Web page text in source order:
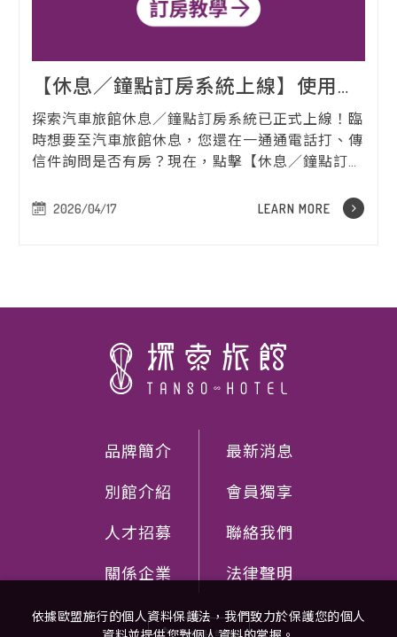
【休息／鐘點訂房系統上線】使用教
學- 即時查詢空房時段、無需真人對
話 快速入住！
探索汽車旅館休息／鐘點訂房系統已正式上線！臨
時想要至汽車旅館休息，您還在一通通電話打、傳
信件詢問是否有房？現在，點擊【休息／鐘點訂
時段付款下訂，真人零接觸就完成訂房即可在預訂
2026/04/17 LEARN MORE
品牌簡介 最新消息
別館介紹 會員獨享
人才招募 聯絡我們
關係企業 法律聲明
依據歐盟施行的個人資料保護法，我們致力於保護您的個人